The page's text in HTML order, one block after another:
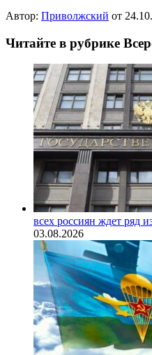
Автор: Приволжский от
Читайте в рубрике
всех россиян ждет ряд
03.08.2026